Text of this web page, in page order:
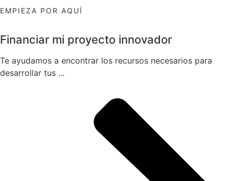
EMPIEZA POR AQUÍ
Financiar mi proyecto innovador
Te ayudamos a encontrar los recursos necesarios para
desarrollar tus ...